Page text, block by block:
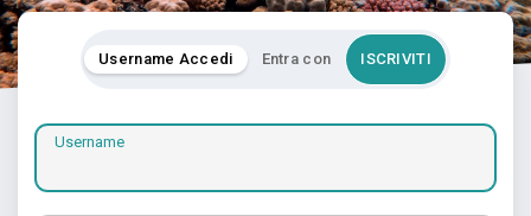
Username Accedi Entra con ISCRIVITI
Username